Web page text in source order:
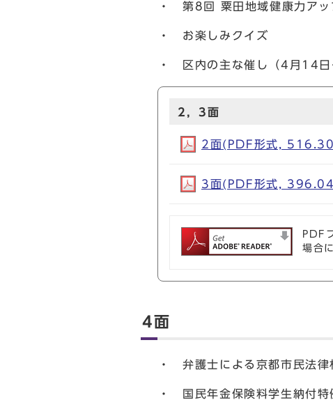
・ 第8回 粟田地域健康力アッ
・ お楽しみクイズ
・ 区内の主な催し（4月14日
2，3面
2面(PDF形式,
3面(PDF形式,
PDF
場合
4面
・ 弁護士による京都市民法律
・ 国民年金保険料学生納付特